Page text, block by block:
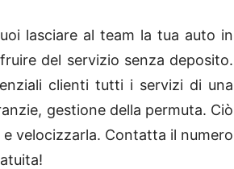
lasciare al team la tua auto in
del servizio senza deposito.
clienti tutti i servizi di una
gestione della permuta. Ciò
velocizzarla. Contatta il numero